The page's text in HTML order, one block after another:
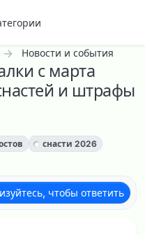
Новости и события
с марта
и штрафы
снасти 2026
чтобы ответить